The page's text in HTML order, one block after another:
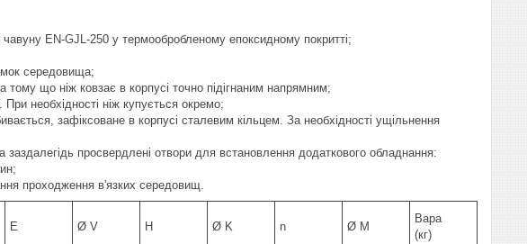
EN-GJL-250 у термообробленому епоксидному покритті;
середовища;
тому що ніж ковзає в корпусі точно підігнаним напрямним;
При необхідності ніж купується окремо;
зафіксоване в корпусі сталевим кільцем. За необхідності ущільнення
просвердлені отвори для встановлення додаткового обладнання:
проходження в'язких середовищ.
E Ø V H Ø K n Ø M
Вара
(кг)